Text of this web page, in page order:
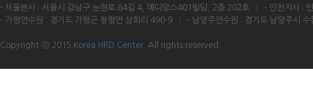
- 서울본사 : 서울시 강남구 논현로 64길 4, 메디앙스401빌딩, 2층 202호
- 인천지사 :
- 가평연수원 : 경기도 가평군 청평면 삼회리 490-9
- 남양주연수원 : 경기도 남양주시
Copyright ⓒ 2015 Korea HRD Center. All rights reserved.